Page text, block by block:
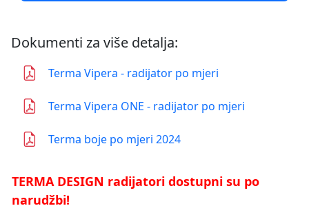
Dokumenti za više detalja:
Terma Vipera - radijator po mjeri
Terma Vipera ONE - radijator po mjeri
Terma boje po mjeri 2024
TERMA DESIGN radijatori dostupni su po
narudžbi!